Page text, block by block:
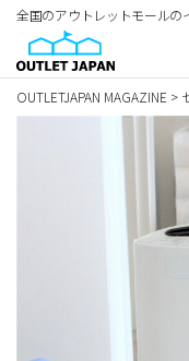
全国のアウトレットモール
OUTLETJAPAN MAGAZINE >